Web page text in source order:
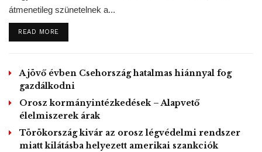
levegőt. Floyd a kórházba szállítás után meghalt. Az
tüntetéssorozat Londonra is kiterjedt. A tiltakozók a múlt
emelt szobor talapzatára, hogy az egykori brit
miniszterelnök is rasszista volt.
https://twitter.com/redfishstream/status/12697107324
77837313
átmenetileg szünetelnek a...
READ MOREDETAILS
A jövő évben Csehország hatalmas hiánnyal fog
gazdálkodni
Orosz kormányintézkedések – Alapvető
élelmiszerek árak
Törökország kivár az orosz légvédelmi rendszer
miatt kilátásba helyezett amerikai szankciók